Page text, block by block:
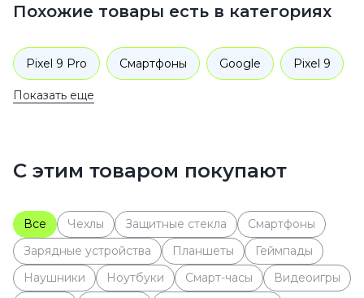
Похожие товары есть в категориях
Pixel 9 Pro Смартфоны Google Pixel 9
Показать еще
С этим товаром покупают
Все Чехлы Защитные стекла
Cмартфоны
Зарядные устройства
Планшеты
Геймпады
Наушники
Ноутбуки Смарт-часы
Видеоигры